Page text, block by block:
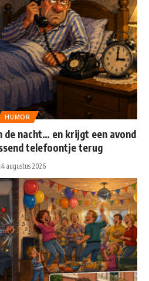
HUMOR
de nacht… en krijgt een avond
telefoontje terug
4 augustus 2026